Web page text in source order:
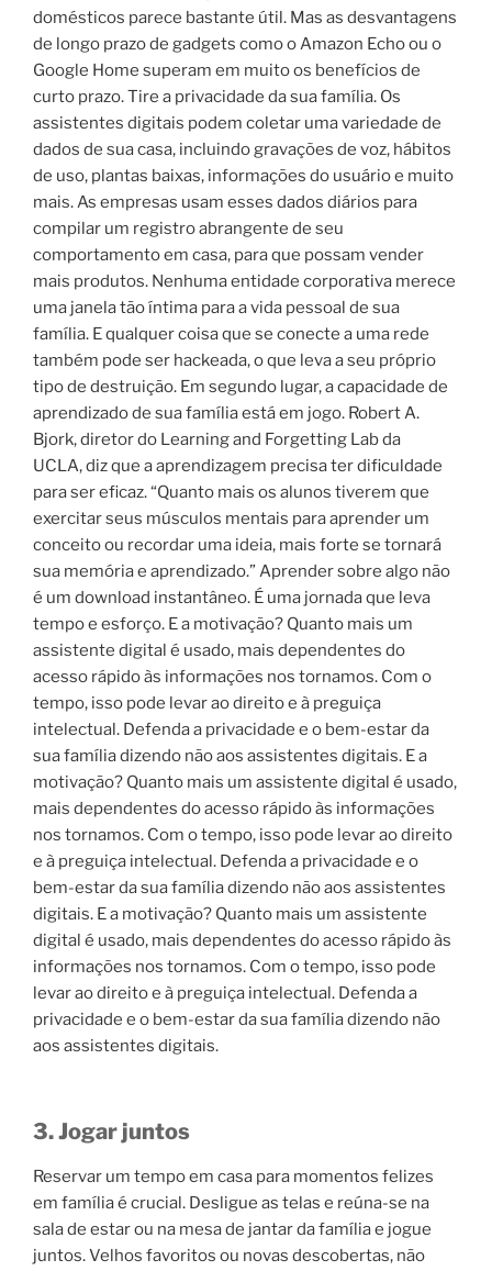
domésticos parece bastante útil. Mas as desvantagens
de longo prazo de gadgets como o Amazon Echo ou o
Google Home superam em muito os benefícios de
curto prazo. Tire a privacidade da sua família. Os
assistentes digitais podem coletar uma variedade de
dados de sua casa, incluindo gravações de voz, hábitos
de uso, plantas baixas, informações do usuário e muito
mais. As empresas usam esses dados diários para
compilar um registro abrangente de seu
comportamento em casa, para que possam vender
mais produtos. Nenhuma entidade corporativa merece
uma janela tão íntima para a vida pessoal de sua
família. E qualquer coisa que se conecte a uma rede
também pode ser hackeada, o que leva a seu próprio
tipo de destruição. Em segundo lugar, a capacidade de
aprendizado de sua família está em jogo. Robert A.
Bjork, diretor do Learning and Forgetting Lab da
UCLA, diz que a aprendizagem precisa ter dificuldade
para ser eficaz. “Quanto mais os alunos tiverem que
exercitar seus músculos mentais para aprender um
conceito ou recordar uma ideia, mais forte se tornará
sua memória e aprendizado.” Aprender sobre algo não
é um download instantâneo. É uma jornada que leva
tempo e esforço. E a motivação? Quanto mais um
assistente digital é usado, mais dependentes do
acesso rápido às informações nos tornamos. Com o
tempo, isso pode levar ao direito e à preguiça
intelectual. Defenda a privacidade e o bem-estar da
sua família dizendo não aos assistentes digitais. E a
motivação? Quanto mais um assistente digital é usado,
mais dependentes do acesso rápido às informações
nos tornamos. Com o tempo, isso pode levar ao direito
e à preguiça intelectual. Defenda a privacidade e o
bem-estar da sua família dizendo não aos assistentes
digitais. E a motivação? Quanto mais um assistente
digital é usado, mais dependentes do acesso rápido às
informações nos tornamos. Com o tempo, isso pode
levar ao direito e à preguiça intelectual. Defenda a
privacidade e o bem-estar da sua família dizendo não
aos assistentes digitais.
3. Jogar juntos
Reservar um tempo em casa para momentos felizes
em família é crucial. Desligue as telas e reúna-se na
sala de estar ou na mesa de jantar da família e jogue
juntos. Velhos favoritos ou novas descobertas, não